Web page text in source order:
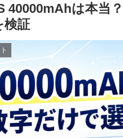
40000mAhは本当
検証